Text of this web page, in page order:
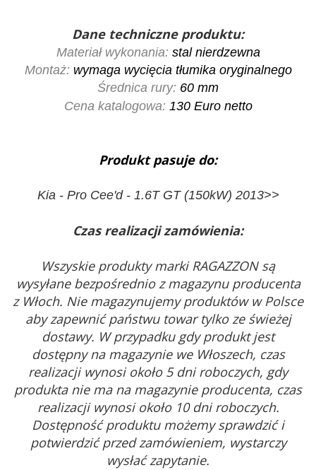
Dane techniczne produktu:
Materiał wykonania: stal nierdzewna
Montaż: wymaga wycięcia tłumika oryginalnego
Średnica rury: 60 mm
Cena katalogowa: 130 Euro netto
Produkt pasuje do:
Kia - Pro Cee'd - 1.6T GT (150kW) 2013>>
Czas realizacji zamówienia:
Wszyskie produkty marki RAGAZZON są
wysyłane bezpośrednio z magazynu producenta
z Włoch. Nie magazynujemy produktów w Polsce
aby zapewnić państwu towar tylko ze świeżej
dostawy. W przypadku gdy produkt jest
dostępny na magazynie we Włoszech, czas
realizacji wynosi około 5 dni roboczych, gdy
produkta nie ma na magazynie producenta, czas
realizacji wynosi około 10 dni roboczych.
Dostępność produktu możemy sprawdzić i
potwierdzić przed zamówieniem, wystarczy
wysłać zapytanie.